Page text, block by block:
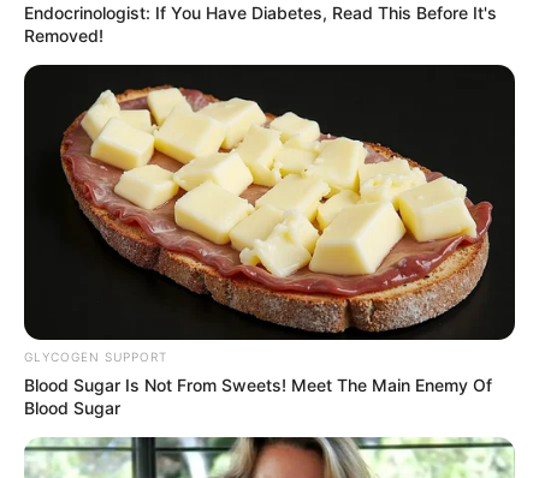
Endocrinologist: If You Have Diabetes, Read This Before It's
Removed!
GLYCOGEN SUPPORT
Blood Sugar Is Not From Sweets! Meet The Main Enemy Of
Blood Sugar